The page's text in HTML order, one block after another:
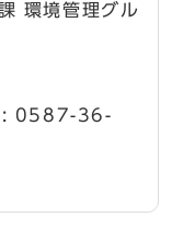
環境管理グル
: 0587-36-